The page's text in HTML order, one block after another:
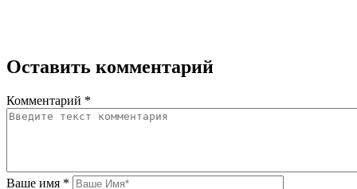
Оставить комментарий
Комментарий *
Ваше имя *